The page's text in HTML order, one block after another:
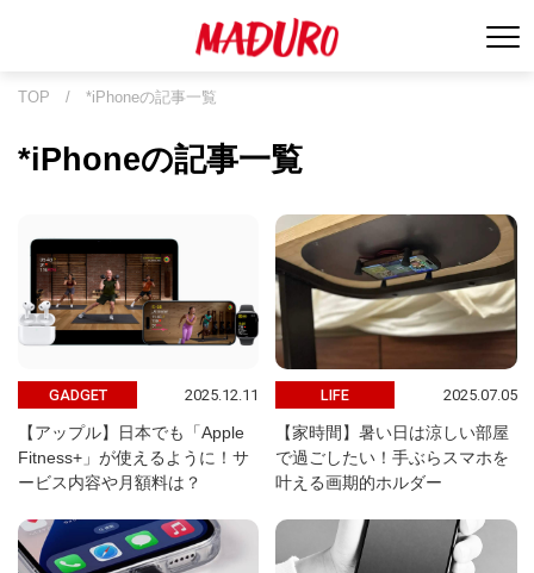
TOP / *iPhoneの記事一覧
*iPhoneの記事一覧
GADGET 2025.12.11
【アップル】日本でも「Apple
Fitness+」が使えるように！サ
ービス内容や月額料は？
LIFE 2025.07.05
【家時間】暑い日は涼しい部屋
で過ごしたい！手ぶらスマホを
叶える画期的ホルダー